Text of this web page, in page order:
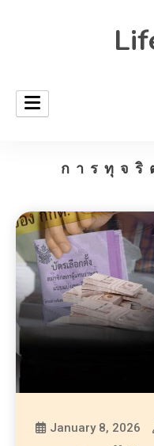
การทุจริ
January 8, 2026